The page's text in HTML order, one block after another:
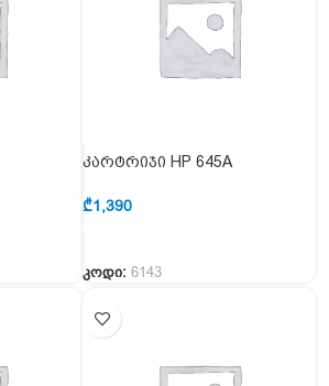
კარტრიჯი HP 645A
₾1,390
კოდი: 6143